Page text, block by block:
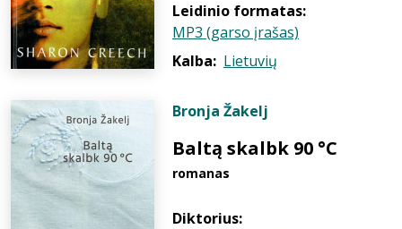
Leidinio formatas:
MP3 (garso įrašas)
Kalba: Lietuvių
Bronja Žakelj
Baltą skalbk 90 °C
romanas
Diktorius: